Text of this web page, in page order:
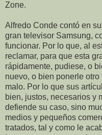
Zone.
Alfredo Conde contó en
gran televisor Samsung,
funcionar. Por lo que, al
reclamar, para que esta
rápidamente, pudiese, o
nuevo, o bien ponerle
malo. Por lo que sus
bien, justos, necesarios y
defiende su caso, sino
medios y pequeños
tratados, tal y como le